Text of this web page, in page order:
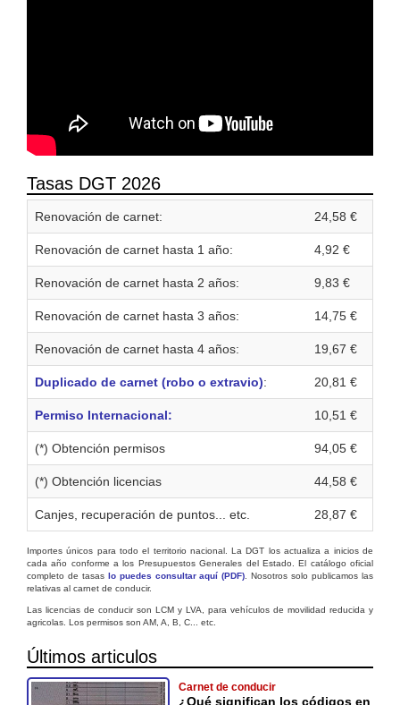
Tasas DGT 2026
Renovación de carnet: 24,58 €
Renovación de carnet hasta 1 año: 4,92 €
Renovación de carnet hasta 2 años: 9,83 €
Renovación de carnet hasta 3 años: 14,75 €
Renovación de carnet hasta 4 años: 19,67 €
Duplicado de carnet (robo o extravio): 20,81 €
Permiso Internacional: 10,51 €
(*) Obtención permisos 94,05 €
(*) Obtención licencias 44,58 €
Canjes, recuperación de puntos... etc. 28,87 €
Importes únicos para todo el territorio nacional. La DGT los actualiza a inicios de
cada año conforme a los Presupuestos Generales del Estado. El catálogo oficial
completo de tasas lo puedes consultar aquí (PDF) . Nosotros solo publicamos las
relativas al carnet de conducir.
Las licencias de conducir son LCM y LVA, para vehículos de movilidad reducida y
agricolas. Los permisos son AM, A, B, C... etc.
Últimos articulos
Carnet de conducir
¿Qué significan los códigos en